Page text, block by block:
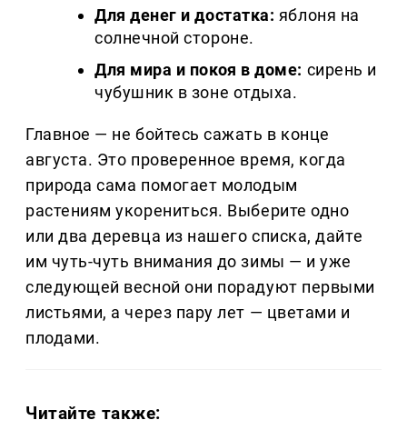
Для денег и достатка: яблоня на
солнечной стороне.
Для мира и покоя в доме: сирень и
чубушник в зоне отдыха.
Главное — не бойтесь сажать в конце
августа. Это проверенное время, когда
природа сама помогает молодым
растениям укорениться. Выберите одно
или два деревца из нашего списка, дайте
им чуть-чуть внимания до зимы — и уже
следующей весной они порадуют первыми
листьями, а через пару лет — цветами и
плодами.
Читайте также: